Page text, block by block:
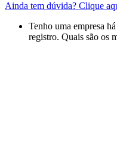
Ainda tem dúvida? Clique
Tenho uma empresa
registro. Quais são os